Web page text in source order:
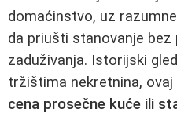
domaćinstvo, uz
da priušti stanovanje bez
zaduživanja. Istorijski
tržištima nekretnina,
cena prosečne kuće ili